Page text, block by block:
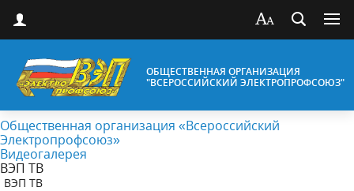
ОБЩЕСТВЕННАЯ ОРГАНИЗАЦИЯ
"ВСЕРОССИЙСКИЙ ЭЛЕКТРОПРОФСОЮЗ"
Общественная организация «Всероссийский
Электропрофсоюз»
Видеогалерея
ВЭП ТВ
ВЭП ТВ